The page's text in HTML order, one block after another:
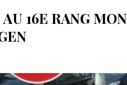
16E RANG